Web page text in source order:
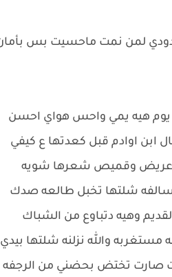
لمن نمت ماحسيت بس
شهم :نامت هيه واني هم نمت وهيج مر سبوع هادء ويمامه يمي صار لها 12 يوم هيه يمي واحس هواي احسن
ابن اوادم قبل كعدتها ع كيفي
عريض وقميص شعرها شويه
شلتها تخبل طالعه صدك
وهيه دتباوع من الشباك
مستغربه والله نزلنه شلتها بيدي
صارت تختض بحضني من الرجفه